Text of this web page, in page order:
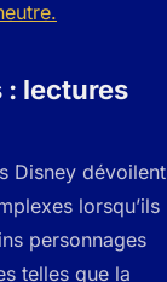
: lectures
Disney dévoilent
lorsqu’ils
personnages
telles que la